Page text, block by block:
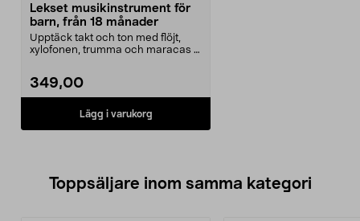
Lekset musikinstrument för
barn, från 18 månader
Upptäck takt och ton med flöjt,
xylofonen, trumma och maracas i
349,00
Lägg i varukorg
Toppsäljare inom samma kategori